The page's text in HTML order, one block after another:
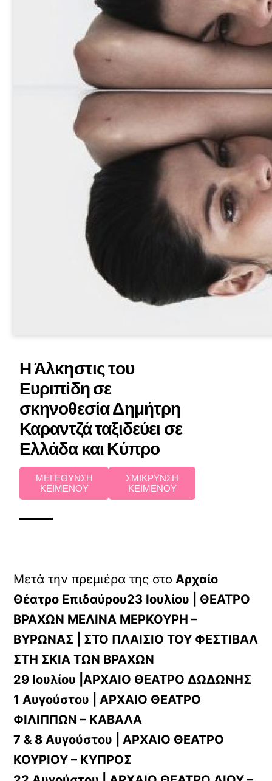
Η Άλκηστις του
Ευριπίδη σε
σκηνοθεσία Δημήτρη
Καραντζά ταξιδεύει σε
Ελλάδα και Κύπρο
ΜΕΓΕΘΥΝΣΗ
ΚΕΙΜΕΝΟΥ
ΣΜΙΚΡΥΝΣΗ
ΚΕΙΜΕΝΟΥ
Μετά την πρεμιέρα της στο Αρχαίο
Θέατρο Επιδαύρου23 Ιουλίου | ΘΕΑΤΡΟ
ΒΡΑΧΩΝ ΜΕΛΙΝΑ ΜΕΡΚΟΥΡΗ –
ΒΥΡΩΝΑΣ | ΣΤΟ ΠΛΑΙΣΙΟ ΤΟΥ ΦΕΣΤΙΒΑΛ
ΣΤΗ ΣΚΙΑ ΤΩΝ ΒΡΑΧΩΝ
29 Ιουλίου |ΑΡΧΑΙΟ ΘΕΑΤΡΟ ΔΩΔΩΝΗΣ
1 Αυγούστου | ΑΡΧΑΙΟ ΘΕΑΤΡΟ
ΦΙΛΙΠΠΩΝ – ΚΑΒΑΛΑ
7 & 8 Αυγούστου | ΑΡΧΑΙΟ ΘΕΑΤΡΟ
ΚΟΥΡΙΟΥ – ΚΥΠΡΟΣ